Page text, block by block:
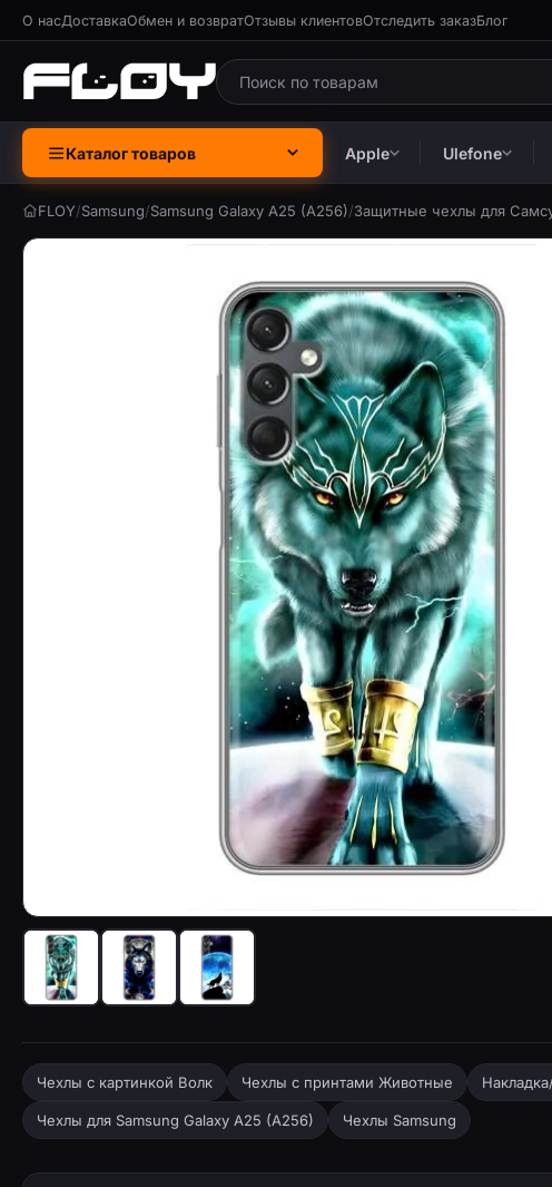
О насДоставкаОбмен и возвратОтзывы клиентовОтследить заказБлог
Каталог товаров Apple Ulefone
FLOY/Samsung/Samsung Galaxy A25 (A256)/Защитные чехлы для
Чехол с принтом «Яркий волк» для Samsung Galaxy A25 (A256)
Чехлы с картинкой Волк Чехлы с принтами Животные
Чехлы для Samsung Galaxy A25 (A256) Чехлы Samsung